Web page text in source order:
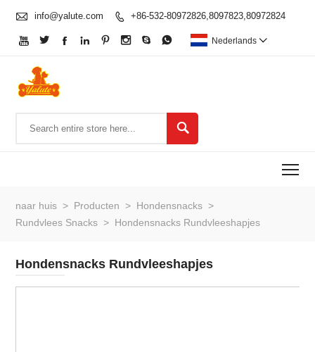
 info@yalute.com  +86-532-80972826,8097823,80972824
        Nederlands 

naar huis > Producten > Hondensnacks >
Rundvlees Snacks > Hondensnacks Rundvleeshapjes
Hondensnacks Rundvleeshapjes